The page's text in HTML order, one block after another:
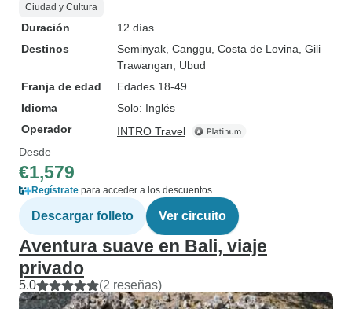
Ciudad y Cultura
Duración
12 días
Destinos
Seminyak , Canggu , Costa de Lovina , Gili
Trawangan , Ubud
Franja de edad
Edades 18-49
Idioma
Solo: Inglés
Operador
INTRO Travel
Desde
€1,579
Regístrate para acceder a los descuentos
Descargar folleto Ver circuito
Aventura suave en Bali, viaje
privado
5.0 (2 reseñas)